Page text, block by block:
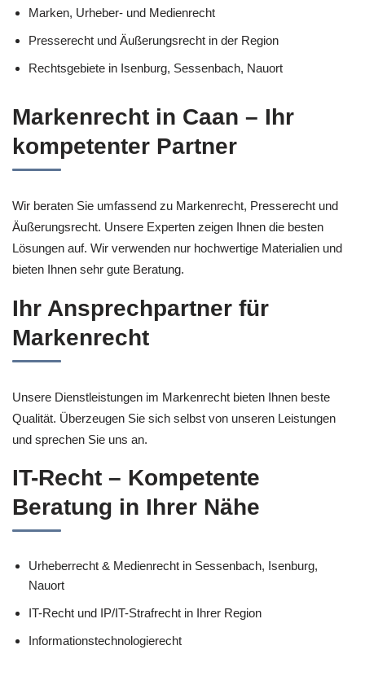
Marken, Urheber- und Medienrecht
Presserecht und Äußerungsrecht in der Region
Rechtsgebiete in Isenburg, Sessenbach, Nauort
Markenrecht in Caan – Ihr
kompetenter Partner
Wir beraten Sie umfassend zu Markenrecht, Presserecht und
Äußerungsrecht. Unsere Experten zeigen Ihnen die besten
Lösungen auf. Wir verwenden nur hochwertige Materialien und
bieten Ihnen sehr gute Beratung.
Ihr Ansprechpartner für
Markenrecht
Unsere Dienstleistungen im Markenrecht bieten Ihnen beste
Qualität. Überzeugen Sie sich selbst von unseren Leistungen
und sprechen Sie uns an.
IT-Recht – Kompetente
Beratung in Ihrer Nähe
Urheberrecht & Medienrecht in Sessenbach, Isenburg,
Nauort
IT-Recht und IP/IT-Strafrecht in Ihrer Region
Informationstechnologierecht